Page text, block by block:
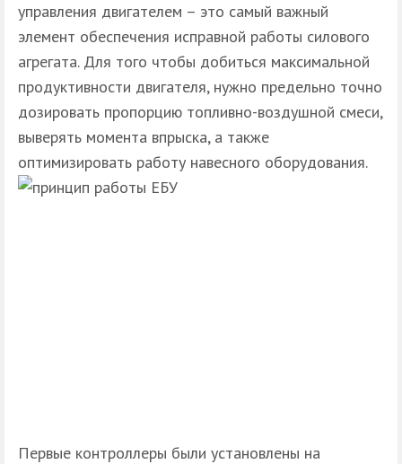
управления двигателем – это самый важный
элемент обеспечения исправной работы силового
агрегата. Для того чтобы добиться максимальной
продуктивности двигателя, нужно предельно точно
дозировать пропорцию топливно-воздушной смеси,
выверять момента впрыска, а также
оптимизировать работу навесного оборудования.
Первые контроллеры были установлены на